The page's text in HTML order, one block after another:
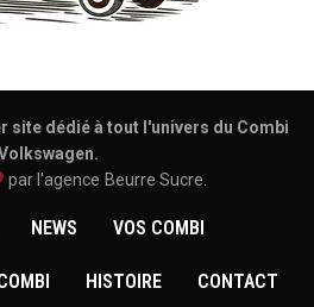
site dédié à tout l'univers du Combi
par l'agence Beurre Sucre
NEWS VOS COMBI
HISTOIRE CONTACT